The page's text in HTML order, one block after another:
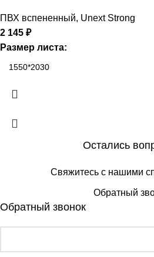
ПВХ вспененный, Unext Strong
2 145 ₽
Размер листа:
Остались
Свяжитесь с нашими
Обратный
Обратный звонок